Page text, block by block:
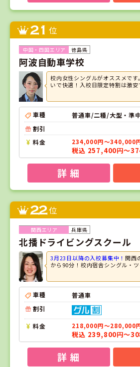
21 位
徳島県
阿波自動車学校
校内女性シングルがオススメで
いで快適！入校日限定特割は激安
車種
普通車/二種/大型・準
割引
料金
234,000円～340,000
税込 257,400円～
詳 細
22位
兵庫県
北播ドライビングスクール
3月23日以降の入校募集中！関西
から90分！校内宿舎シングル・ツ
車種
普通車
割引
料金 218,000円～280,000
税込 239,800円～
詳 細